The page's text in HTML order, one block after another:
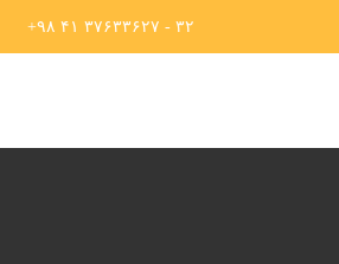
۳۲ - ۳۷۶۳۳۶۲۷ ۴۱ ۹۸+